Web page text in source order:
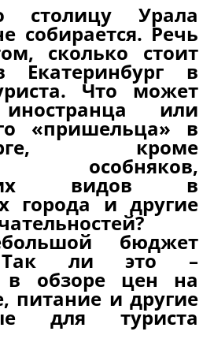
столицу Урала
собирается. Речь
сколько стоит
Екатеринбург в
Что может
или
«пришельца» в
кроме
особняков,
видов в
города и другие
бюджет
Так ли это –
в обзоре цен на
питание и другие
для туриста